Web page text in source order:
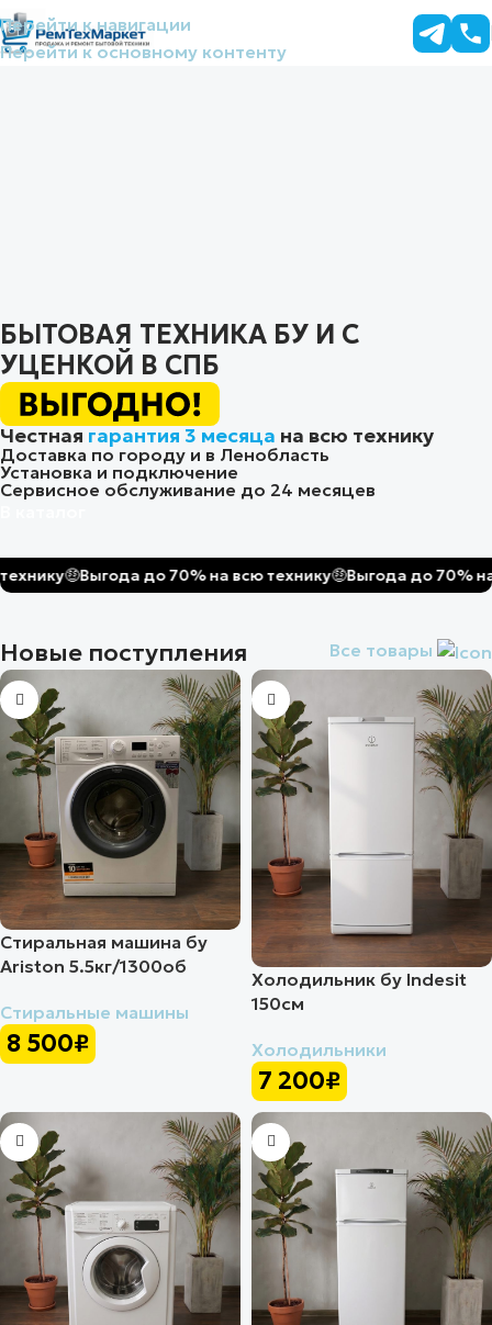
Перейти к навигации
Перейти к основному контенту
БЫТОВАЯ ТЕХНИКА БУ И С
УЦЕНКОЙ В СПБ
Честнаягарантия 3 месяца на всю технику
Доставка по городу и в Ленобласть
Установка и подключение
Сервисное обслуживание до 24 месяцев
🤑Выгода до 70% на всю технику🤑Выгода до 70% на
Новые поступления Все товары
Стиральная машина бу
Ariston 5.5кг/1300об
Стиральные машины
8 500₽
Холодильник бу Indesit
150см
Холодильники
7 200₽